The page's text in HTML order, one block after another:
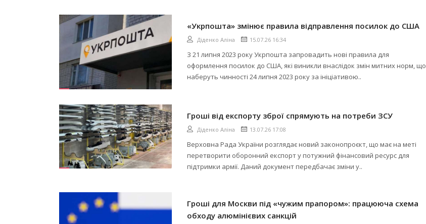
«Укрпошта» змінює правила відправлення посилок до США
Діденко Аліна 15.07.26 16:34
З 21 липня 2023 року Укрпошта запровадить нові правила для
оформлення посилок до США, які виникли внаслідок змін митних норм, що
наберуть чинності 24 липня 2023 року за ініціативою..
Гроші від експорту зброї спрямують на потреби ЗСУ
Діденко Аліна 13.07.26 17:08
Верховна Рада України розглядає новий законопроєкт, що має на меті
перетворити оборонний експорт у потужний фінансовий ресурс для
підтримки армії. Даний документ передбачає зміни у..
Гроші для Москви під «чужим прапором»: працююча схема
обходу алюмінієвих санкцій